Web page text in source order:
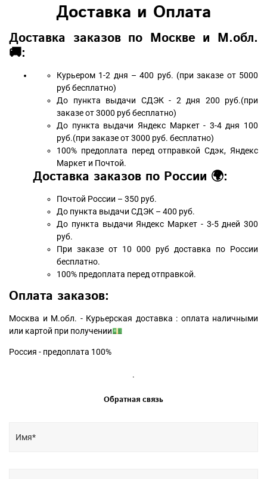
Доставка и Оплата
Доставка заказов по Москве и М.обл.
🚚:
Курьером 1-2 дня – 400 руб. (при заказе от 5000
руб бесплатно)
До пункта выдачи СДЭК - 2 дня 200 руб.(при
заказе от 3000 руб бесплатно)
До пункта выдачи Яндекс Маркет - 3-4 дня 100
руб.(при заказе от 3000 руб. бесплатно)
100% предоплата перед отправкой Сдэк, Яндекс
Маркет и Почтой.
Доставка заказов по России 🌍:
Почтой России – 350 руб.
До пункта выдачи СДЭК – 400 руб.
До пункта выдачи Яндекс Маркет - 3-5 дней 300
руб.
При заказе от 10 000 руб доставка по России
бесплатно.
100% предоплата перед отправкой.
Оплата заказов:
Москва и М.обл. - Курьерская доставка : оплата наличными
или картой при получении💵
Россия - предоплата 100%
.
Обратная связь